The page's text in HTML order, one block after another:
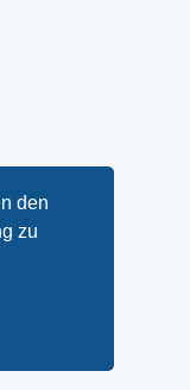
den
zu